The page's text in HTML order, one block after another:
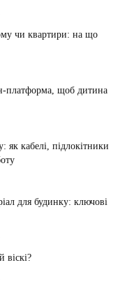
чи квартири: на що
платформа, щоб дитина
як кабелі, підлокітники
для будинку: ключові
віскі?